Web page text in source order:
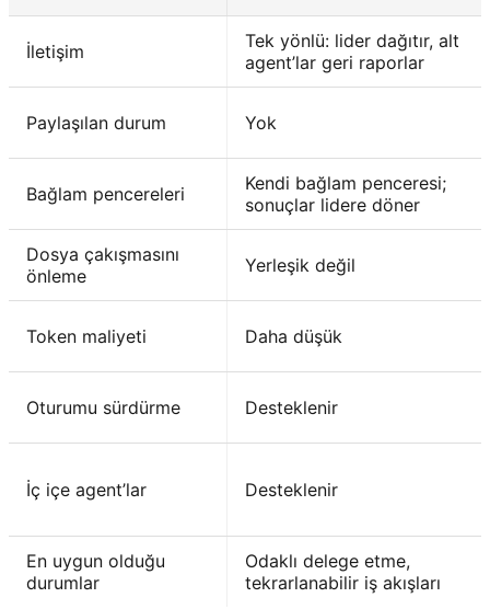
İletişim
Tek yönlü: lider dağıtır, alt
agent’lar geri raporlar
Paylaşılan durum Yok
Bağlam pencereleri
Kendi bağlam penceresi;
sonuçlar lidere döner
Dosya çakışmasını
önleme
Yerleşik değil
Token maliyeti Daha düşük
Oturumu sürdürme Desteklenir
İç içe agent’lar Desteklenir
En uygun olduğu
durumlar
Odaklı delege etme,
tekrarlanabilir iş akışları